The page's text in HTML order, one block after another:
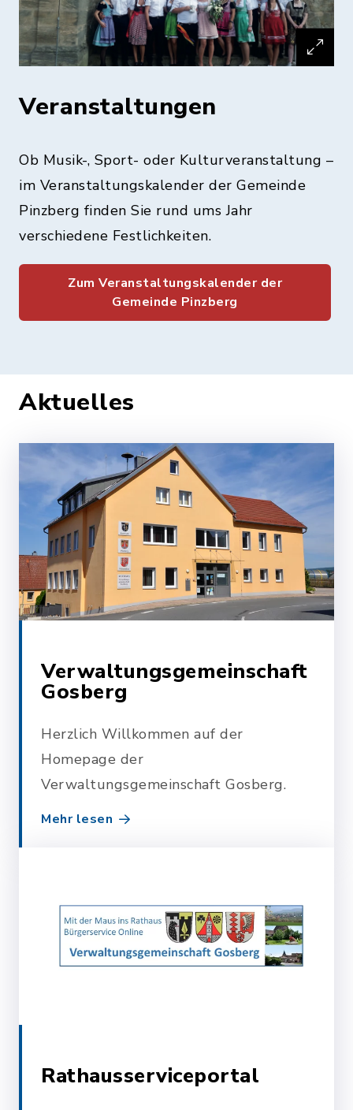
Veranstaltungen
Ob Musik-, Sport- oder Kulturveranstaltung –
im Veranstaltungskalender der Gemeinde
Pinzberg finden Sie rund ums Jahr
verschiedene Festlichkeiten.
Zum Veranstaltungskalender der
Gemeinde Pinzberg
Aktuelles
Verwaltungsgemeinschaft
Gosberg
Herzlich Willkommen auf der
Homepage der
Verwaltungsgemeinschaft Gosberg.
Mehr lesen
Rathausserviceportal